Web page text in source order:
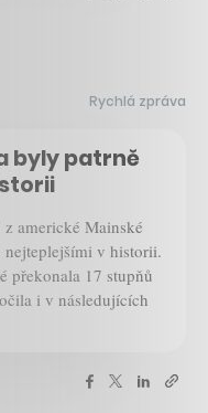
Rychlá zpráva
byly patrně
americké Mainské
nejteplejšími v historii.
překonala 17 stupňů
i v následujících